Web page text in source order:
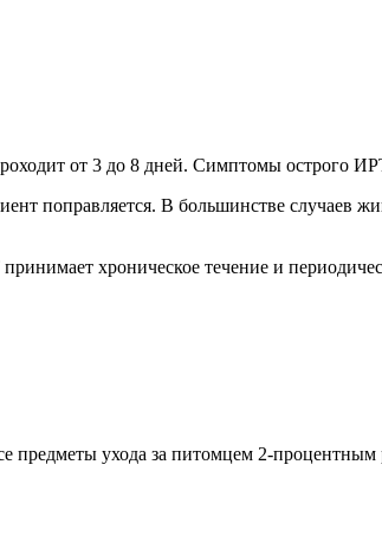
от 3 до 8 дней. Симптомы острого
поправляется. В большинстве случаев
хроническое течение и
предметы ухода за питомцем 2-